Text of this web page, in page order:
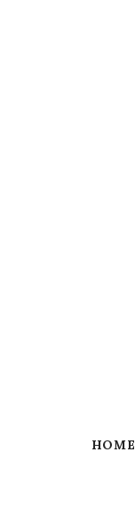
HOME